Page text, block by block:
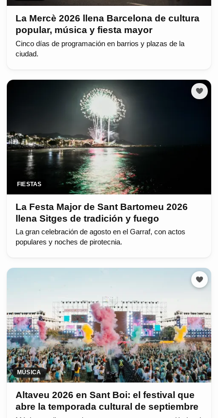
La Mercè 2026 llena Barcelona de cultura
popular, música y fiesta mayor
Cinco días de programación en barrios y plazas de la
ciudad.
FIESTAS
La Festa Major de Sant Bartomeu 2026
llena Sitges de tradición y fuego
La gran celebración de agosto en el Garraf, con actos
populares y noches de pirotecnia.
MÚSICA
Altaveu 2026 en Sant Boi: el festival que
abre la temporada cultural de septiembre